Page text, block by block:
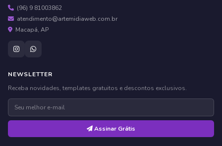
(96) 9 81003862
atendimento@artemidiaweb.com.br
Macapá, AP
NEWSLETTER
Receba novidades, templates gratuitos e descontos exclusivos.
Assinar Grátis